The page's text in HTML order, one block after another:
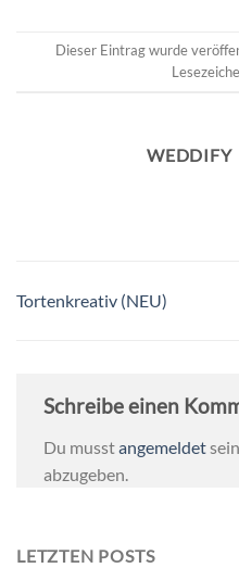
Dieser Eintrag wurde
WEDDIFY
Tortenkreativ (NEU)
Schreibe einen
Du musstangemeldet
abzugeben.
LETZTEN POSTS